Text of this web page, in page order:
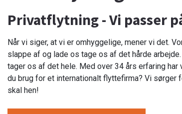
Privatflytning - Vi passer
Når vi siger, at vi er omhyggelige, mener vi det.
slappe af og lade os tage os af det hårde
tager os af det hele. Med over 34 års erfaring
du brug for et internationalt flyttefirma? Vi sørger
skal hen!